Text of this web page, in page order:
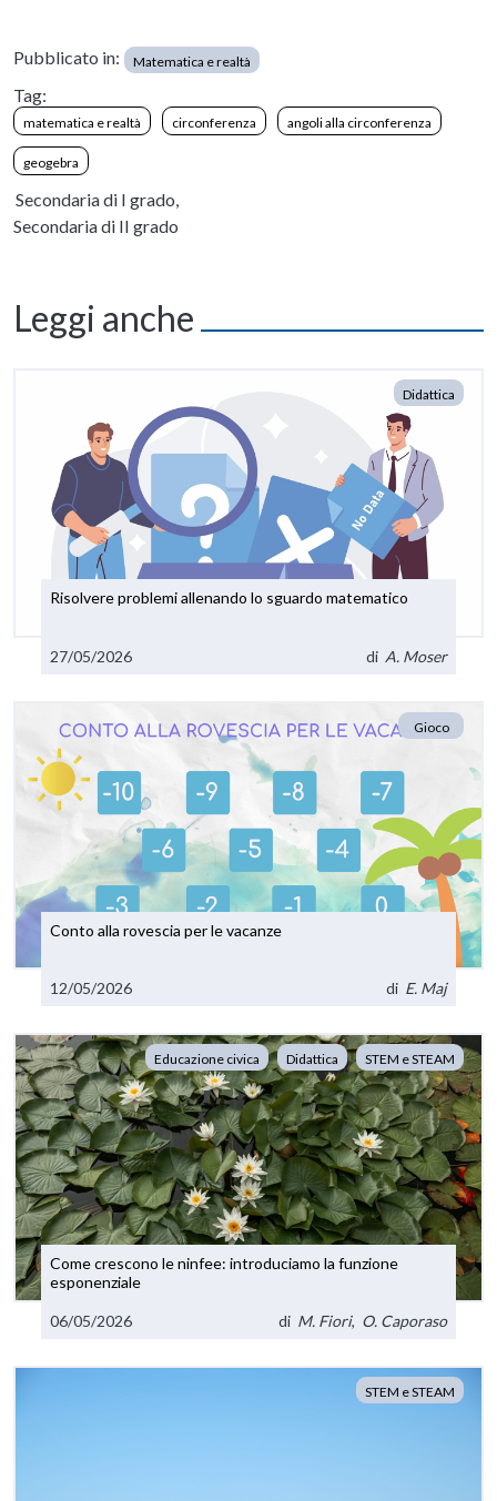
Pubblicato in: Matematica e realtà
Tag:
matematica e realtà circonferenza angoli alla circonferenza
geogebra
Secondaria di I grado,
Secondaria di II grado
Leggi anche
Didattica
Risolvere problemi allenando lo sguardo matematico
27/05/2026 di A. Moser
Gioco
Conto alla rovescia per le vacanze
12/05/2026 di E. Maj
Educazione civica Didattica STEM e STEAM
Come crescono le ninfee: introduciamo la funzione
esponenziale
06/05/2026 di M. Fiori, O. Caporaso
STEM e STEAM